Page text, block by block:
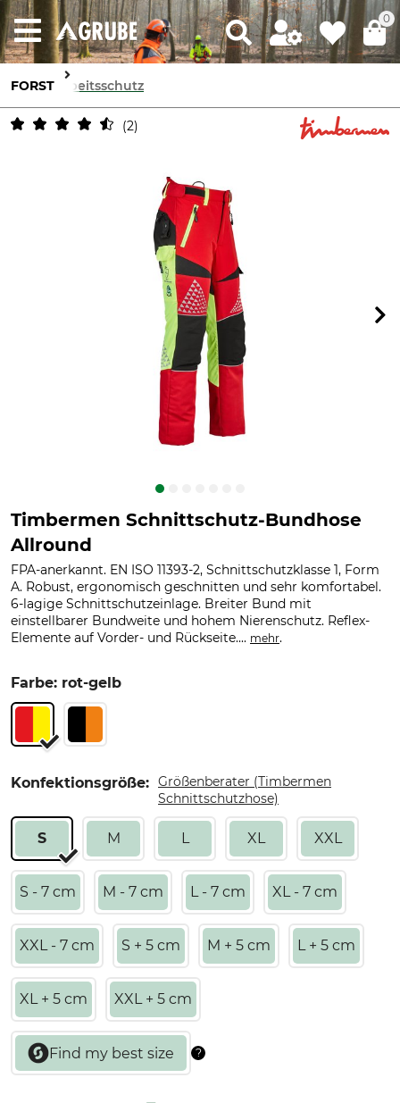
0
FORST Arbeitsschutz
2
Timbermen Schnittschutz-Bundhose
Allround
FPA-anerkannt. EN ISO 11393-2, Schnittschutzklasse 1, Form
A. Robust, ergonomisch geschnitten und sehr komfortabel.
6-lagige Schnittschutzeinlage. Breiter Bund mit
einstellbarer Bundweite und hohem Nierenschutz. Reflex-
Elemente auf Vorder- und Rückseite.... mehr.
Farbe: rot-gelb
Konfektionsgröße: Größenberater (Timbermen
Schnittschutzhose)
S M L XL XXL
S - 7 cm M - 7 cm L - 7 cm XL - 7 cm
XXL - 7 cm S + 5 cm M + 5 cm L + 5 cm
XL + 5 cm XXL + 5 cm